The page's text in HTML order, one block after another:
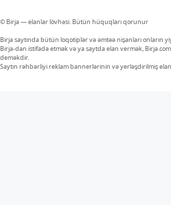
© Birja — elanlar lövhəsi. Bütün hüquqları qorunur
Birja saytında bütün loqotiplər və əmtəə nişanları onların
Birja-dan istifadə etmək və ya saytda elan vermək, Birja.com
deməkdir.
Saytın rəhbərliyi reklam bannerlərinin və yerləşdirilmiş